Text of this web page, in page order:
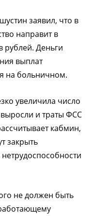
заявил, что в
направит в
рублей. Деньги
выплат
на больничном.
увеличила число
и траты ФСС
кабмин,
закрыть
не должен быть